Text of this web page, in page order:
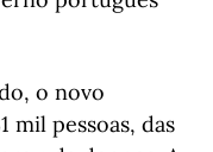
o novo
mil pessoas, das